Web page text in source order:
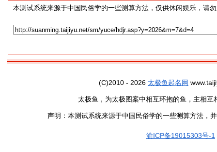
本测试系统来源于中国民俗学的一些测算方法，仅供休闲娱乐，请
(C)2010 - 2026 太极鱼起名网
太极鱼，为太极图案中相互环抱的鱼，主相
声明：本测试系统来源于中国民俗学的一些测算方法，
渝ICP备19015303号-1